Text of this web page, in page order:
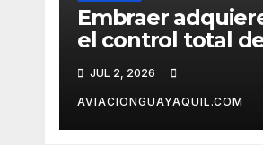
Embraer
el control total
refuerza su
de suministro
JUL 2, 2026
AVIACIONGUAYAQUIL.COM